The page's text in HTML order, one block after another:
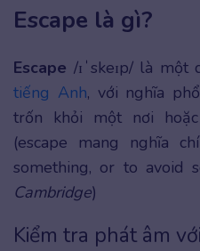
Escape là gì?
Escape /ɪˈskeɪp/ là một
tiếng Anh, với nghĩa
trốn khỏi một nơi
(escape mang nghĩa
something, or to avoid
Cambridge)
Kiểm tra phát âm